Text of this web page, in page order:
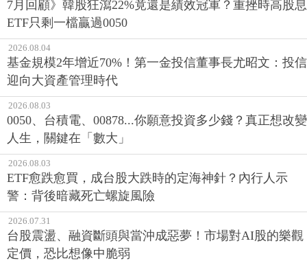
7月回顧》韓股狂瀉22%竟還是績效冠軍？重挫時高股息
ETF只剩一檔贏過0050
2026.08.04
基金規模2年增近70%！第一金投信董事長尤昭文：投信
迎向大資產管理時代
2026.08.03
0050、台積電、00878...你願意投資多少錢？真正想改變
人生，關鍵在「數大」
2026.08.03
ETF愈跌愈買，成台股大跌時的定海神針？內行人示
警：背後暗藏死亡螺旋風險
2026.07.31
台股震盪、融資斷頭與當沖成惡夢！市場對AI股的樂觀
定價，恐比想像中脆弱